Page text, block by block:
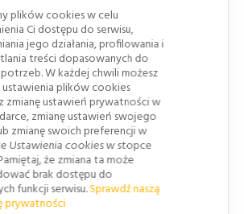
plików cookies w celu
Ci dostępu do serwisu,
jego działania, profilowania i
treści dopasowanych do
W każdej chwili możesz
ustawienia plików cookies
zmianę ustawień prywatności w
zmianę ustawień swojego
zmianę swoich preferencji w
Ustawienia cookies w stopce
że zmiana ta może
brak dostępu do
funkcji serwisu.Sprawdź naszą
prywatności
konstrukcjaskłada się z 4
elementów z gumy wulkanizowanej o
1000 x 900 mm i wadze 50kg każdy.